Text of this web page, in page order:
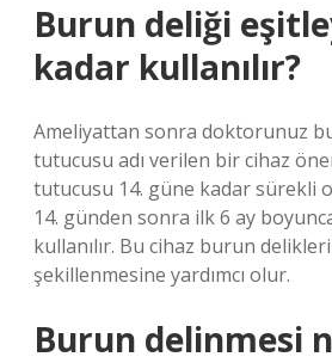
Burun deliği
kadar kullanılır?
Ameliyattan sonra doktorunuz
tutucusu adı verilen bir cihaz
tutucusu 14. güne kadar sürekli
14. günden sonra ilk 6 ay
kullanılır. Bu cihaz burun
şekillenmesine yardımcı olur.
Burun delinmesi